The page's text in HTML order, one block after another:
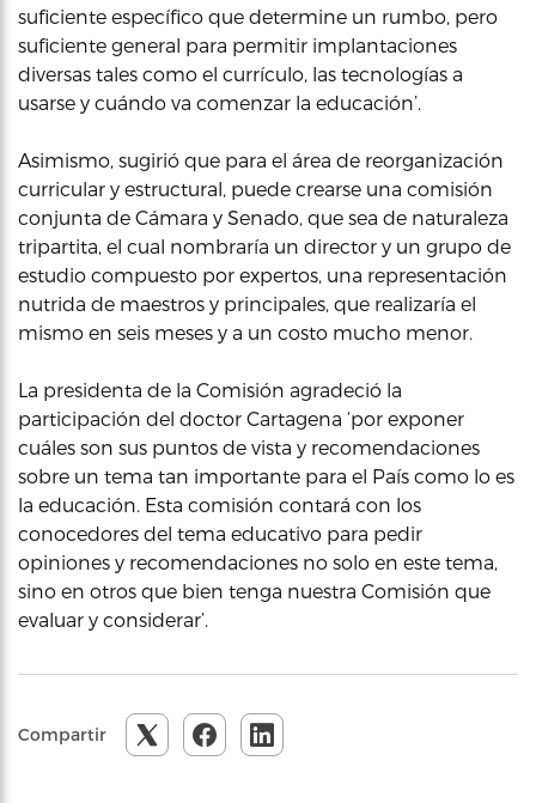
suficiente específico que determine un rumbo, pero
suficiente general para permitir implantaciones
diversas tales como el currículo, las tecnologías a
usarse y cuándo va comenzar la educación’.
Asimismo, sugirió que para el área de reorganización
curricular y estructural, puede crearse una comisión
conjunta de Cámara y Senado, que sea de naturaleza
tripartita, el cual nombraría un director y un grupo de
estudio compuesto por expertos, una representación
nutrida de maestros y principales, que realizaría el
mismo en seis meses y a un costo mucho menor.
La presidenta de la Comisión agradeció la
participación del doctor Cartagena ‘por exponer
cuáles son sus puntos de vista y recomendaciones
sobre un tema tan importante para el País como lo es
la educación. Esta comisión contará con los
conocedores del tema educativo para pedir
opiniones y recomendaciones no solo en este tema,
sino en otros que bien tenga nuestra Comisión que
evaluar y considerar’.
Compartir